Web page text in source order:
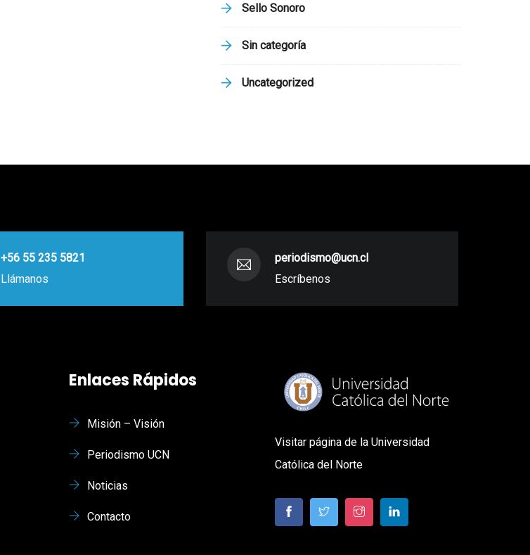
Sello Sonoro
Sin categoría
Uncategorized
+56 55 235 5821
Llámanos
periodismo@ucn.cl
Escríbenos
Enlaces Rápidos
Misión – Visión
Periodismo UCN
Noticias
Contacto
Visitar página de la Universidad
Católica del Norte